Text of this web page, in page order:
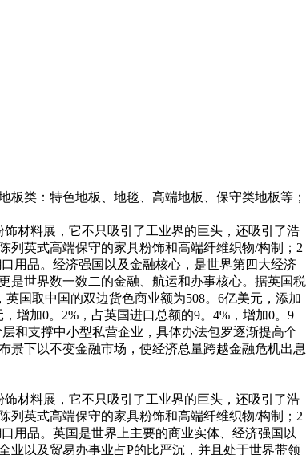
类：特色地板、地毯、高端地板、保守类地板等；
材料展，它不只吸引了工业界的巨头，还吸引了浩
列英式高端保守的家具粉饰和高端纤维织物/构制；2
用品。经济强国以及金融核心，是世界第四大经济
是世界数一数二的金融、航运和办事核心。据英国税
英国取中国的双边货色商业额为508。6亿美元，添加
增加0。2%，占英国进口总额的9。4%，增加0。9
和支撑中小型私营企业，具体办法包罗逐渐提高个
景下以不变金融市场，使经济总量跨越金融危机出息
材料展，它不只吸引了工业界的巨头，还吸引了浩
列英式高端保守的家具粉饰和高端纤维织物/构制；2
用品。英国是世界上主要的商业实体、经济强国以
业以及贸易办事业占P的比严沉，并且处于世界带领